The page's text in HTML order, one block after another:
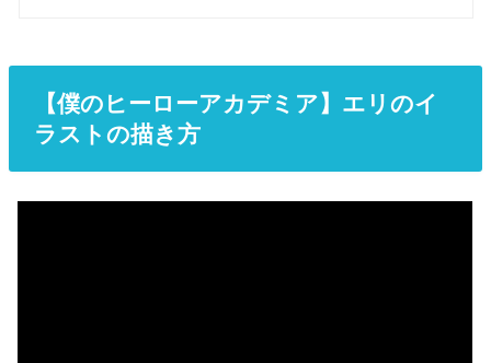
【僕のヒーローアカデミア】エリのイ
ラストの描き方